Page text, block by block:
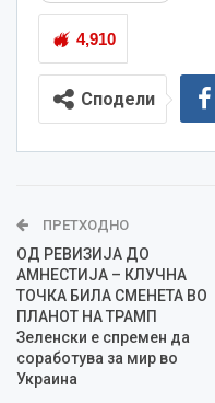
4,910
Сподели
ПРЕТХОДНО
ОД РЕВИЗИЈА ДО
АМНЕСТИЈА – КЛУЧНА
ТОЧКА БИЛА СМЕНЕТА ВО
ПЛАНОТ НА ТРАМП
Зеленски е спремен да
соработува за мир во
Украина